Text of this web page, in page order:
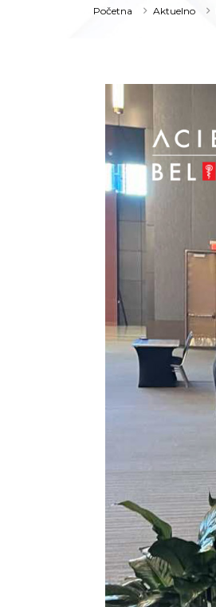
Početna Aktuelno